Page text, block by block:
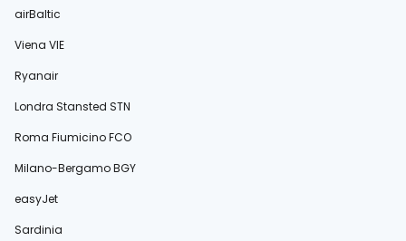
airBaltic
Viena VIE
Ryanair
Londra Stansted STN
Roma Fiumicino FCO
Milano-Bergamo BGY
easyJet
Sardinia